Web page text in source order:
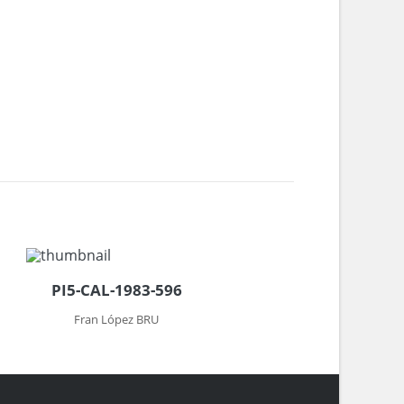
PI5-CAL-1983-596
Fran López BRU